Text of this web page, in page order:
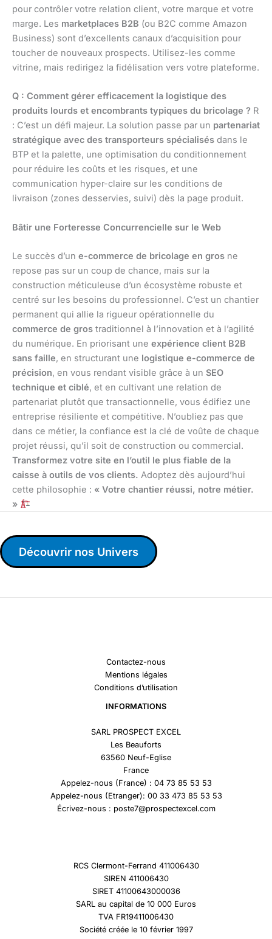
pour contrôler votre relation client, votre marque et votre
marge. Les marketplaces B2B (ou B2C comme Amazon
Business) sont d’excellents canaux d’acquisition pour
toucher de nouveaux prospects. Utilisez-les comme
vitrine, mais redirigez la fidélisation vers votre plateforme.
Q : Comment gérer efficacement la logistique des
produits lourds et encombrants typiques du bricolage ? R
: C’est un défi majeur. La solution passe par un partenariat
stratégique avec des transporteurs spécialisés dans le
BTP et la palette, une optimisation du conditionnement
pour réduire les coûts et les risques, et une
communication hyper-claire sur les conditions de
livraison (zones desservies, suivi) dès la page produit.
Bâtir une Forteresse Concurrencielle sur le Web
Le succès d’un e-commerce de bricolage en gros ne
repose pas sur un coup de chance, mais sur la
construction méticuleuse d’un écosystème robuste et
centré sur les besoins du professionnel. C’est un chantier
permanent qui allie la rigueur opérationnelle du
commerce de gros traditionnel à l’innovation et à l’agilité
du numérique. En priorisant une expérience client B2B
sans faille, en structurant une logistique e-commerce de
précision, en vous rendant visible grâce à un SEO
technique et ciblé, et en cultivant une relation de
partenariat plutôt que transactionnelle, vous édifiez une
entreprise résiliente et compétitive. N’oubliez pas que
dans ce métier, la confiance est la clé de voûte de chaque
projet réussi, qu’il soit de construction ou commercial.
Transformez votre site en l’outil le plus fiable de la
caisse à outils de vos clients. Adoptez dès aujourd’hui
cette philosophie : « Votre chantier réussi, notre métier.
»
Découvrir nos Univers
Contactez-nous
Mentions légales
Conditions d’utilisation
INFORMATIONS
SARL PROSPECT EXCEL
Les Beauforts
63560 Neuf-Eglise
France
Appelez-nous (France) : 04 73 85 53 53
Appelez-nous (Etranger): 00 33 473 85 53 53
Écrivez-nous : poste7@prospectexcel.com
RCS Clermont-Ferrand 411006430
SIREN 411006430
SIRET 41100643000036
SARL au capital de 10 000 Euros
TVA FR19411006430
Société créée le 10 février 1997